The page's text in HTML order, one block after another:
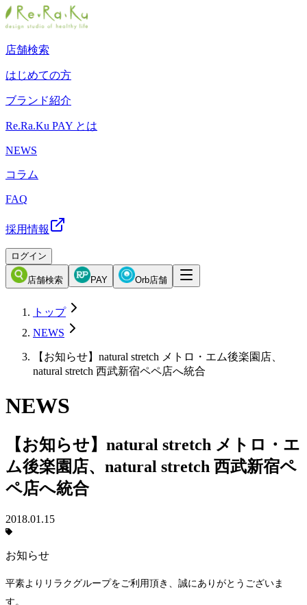
店舗検索
はじめての方
ブランド紹介
Re.Ra.Ku PAY とは
NEWS
コラム
FAQ
採用情報
ログイン
店舗検索 PAY Orb店舗
トップ
NEWS
【お知らせ】natural stretch メトロ・エム後楽園店、
natural stretch 西武新宿ペペ店へ統合
NEWS
【お知らせ】natural stretch メトロ・エ
ム後楽園店、natural stretch 西武新宿ペ
ペ店へ統合
2018.01.15
お知らせ
平素よりリラクグループをご利用頂き、誠にありがとうございま
す。